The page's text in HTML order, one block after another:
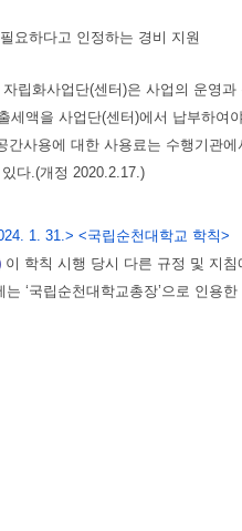
요하다고 인정하는 경비 지원
자립화사업단(센터)은 사업의 운영
세액을 사업단(센터)에서 납부하
사용에 대한 사용료는 수행기관
다.(개정 2020.2.17.)
1. 31.> <국립순천대학교 학칙>
이 학칙 시행 당시 다른 규정 및 지침
는 ‘국립순천대학교총장’으로 인용